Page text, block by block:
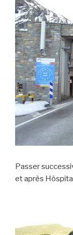
Passer
et après